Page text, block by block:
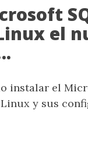
el
instalar el
Linux y sus